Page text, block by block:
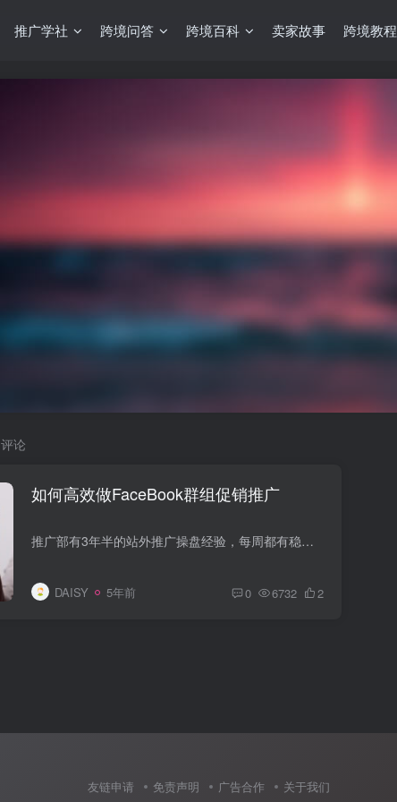
推广学社 跨境问答 跨境百科 卖家故事 跨境教程
评论
如何高效做FaceBook群组促销推广
推广部有3年半的站外推广操盘经验，每周都有稳定爆单（100~1000单）的案例输出。今天由推广部Daisy老师来带大家如何高效地报FB群组促销。 首先，必须明确报促销活动的目的 1. ...
DAISY 5年前 0 6732 2
友链申请 免责声明 广告合作 关于我们